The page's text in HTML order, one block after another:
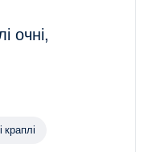
очні,
краплі